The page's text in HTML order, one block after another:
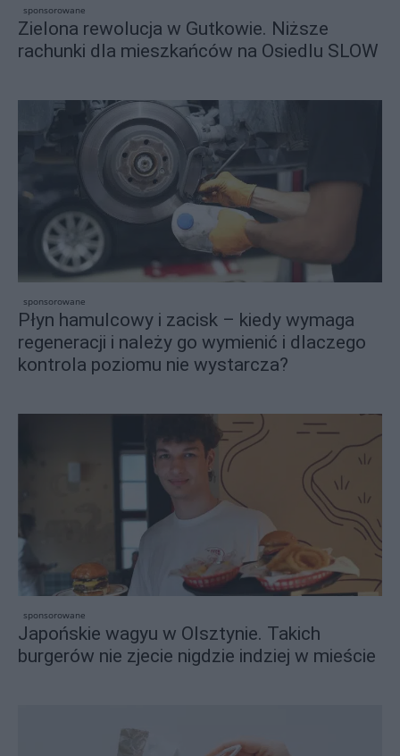
sponsorowane
Zielona rewolucja w Gutkowie. Niższe
rachunki dla mieszkańców na Osiedlu SLOW
sponsorowane
Płyn hamulcowy i zacisk – kiedy wymaga
regeneracji i należy go wymienić i dlaczego
kontrola poziomu nie wystarcza?
sponsorowane
Japońskie wagyu w Olsztynie. Takich
burgerów nie zjecie nigdzie indziej w mieście